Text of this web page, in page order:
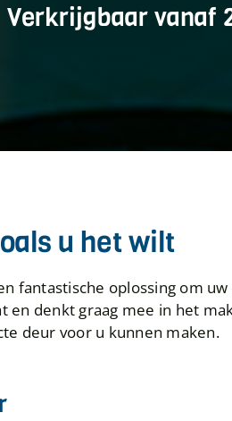
Verkrijgbaar vanaf
u het wilt
fantastische oplossing om
denkt graag mee in het
deur voor u kunnen maken.